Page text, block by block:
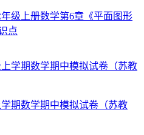
级上册数学第6章《平面图形
点
学期数学期中模拟试卷（苏教